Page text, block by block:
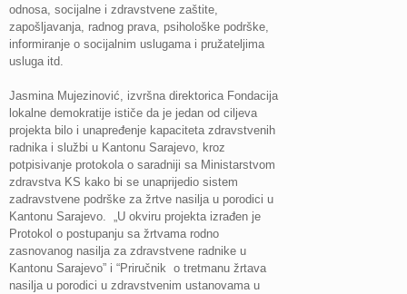
odnosa, socijalne i zdravstvene zaštite,
zapošljavanja, radnog prava, psihološke podrške,
informiranje o socijalnim uslugama i pružateljima
usluga itd.
Jasmina Mujezinović, izvršna direktorica Fondacija
lokalne demokratije ističe da je jedan od ciljeva
projekta bilo i unapređenje kapaciteta zdravstvenih
radnika i službi u Kantonu Sarajevo, kroz
potpisivanje protokola o saradniji sa Ministarstvom
zdravstva KS kako bi se unaprijedio sistem
zadravstvene podrške za žrtve nasilja u porodici u
Kantonu Sarajevo. „U okviru projekta izrađen je
Protokol o postupanju sa žrtvama rodno
zasnovanog nasilja za zdravstvene radnike u
Kantonu Sarajevo” i “Priručnik o tretmanu žrtava
nasilja u porodici u zdravstvenim ustanovama u